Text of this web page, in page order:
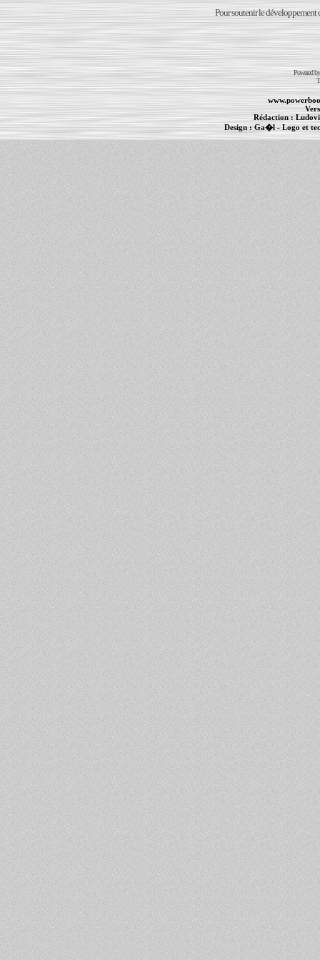
Pour soutenir le développement
Powered
Rédaction :
Design :Ga�l- Logo et
PowerBook